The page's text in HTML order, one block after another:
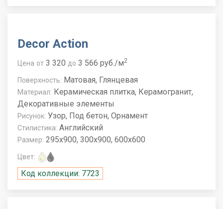
Decor Action
Цена от 3 320 до 3 566 руб./м2
Поверхность: Матовая, Глянцевая
Материал: Керамическая плитка, Керамогранит,
Декоративные элементы
Рисунок: Узор, Под бетон, Орнамент
Стилистика: Английский
Размер: 295x900, 300x900, 600x600
Цвет:
Код коллекции: 7723